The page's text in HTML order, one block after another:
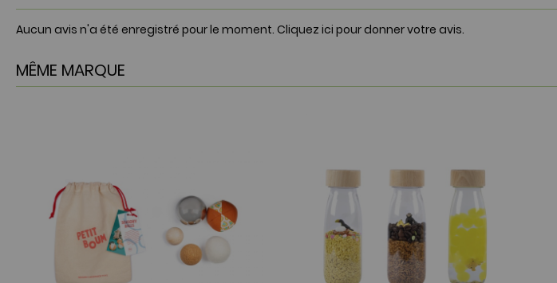
Aucun avis n'a été enregistré pour le moment. Cliquez ici pour donner votre avis.
MÊME MARQUE